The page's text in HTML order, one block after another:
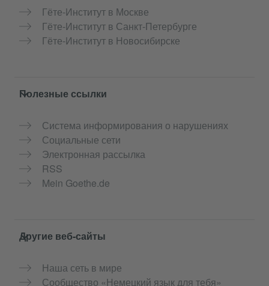
Гёте-Институт в Москве
Гёте-Институт в Санкт-Петербурге
Гёте-Институт в Новосибирске
Полезные ссылки
Система информирования о нарушениях
Социальные сети
Электронная рассылка
RSS
Mein Goethe.de
Другие веб-сайты
Наша сеть в мире
Сообщество «Немецкий язык для тебя»